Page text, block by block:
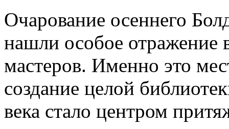
Очарование осеннего
нашли особое отражение
мастеров. Именно это
создание целой
века стало центром